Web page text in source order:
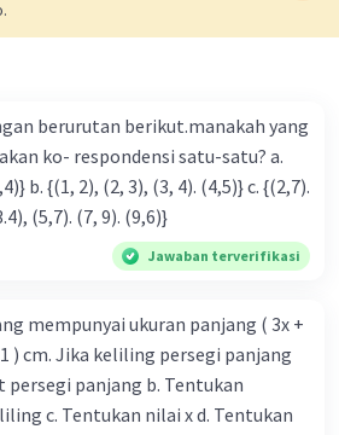
berurutan berikut.manakah yang
satu-satu? a.
{(2,7).
(8,7)} d. {(3.4), (5,7). (7, 9). (9,6)}
Jawaban terverifikasi
mempunyai ukuran panjang ( 3x +
) cm. Jika keliling persegi panjang
persegi panjang b. Tentukan
c. Tentukan nilai x d. Tentukan